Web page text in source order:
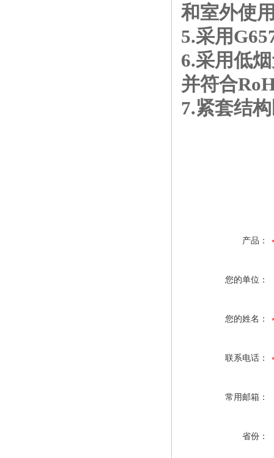
和室外使
5.采用
6.采用低
并符合
7.紧套结
产品：
您的单位：
您的姓名：
联系电话：
常用邮箱：
省份：